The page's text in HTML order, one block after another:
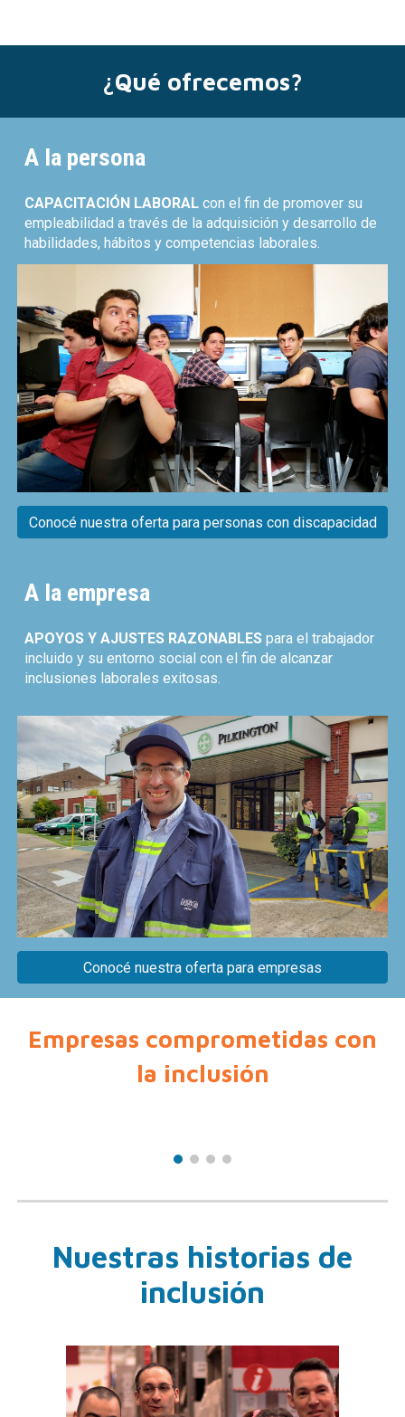
¿Qué ofrecemos?
A la persona
CAPACITACIÓN LABORALcon el fin de promover su
empleabilidad a través de la adquisición y desarrollo de
habilidades, hábitos y competencias laborales.
Conocé nuestra oferta para personas con discapacidad
A la empresa
APOYOS Y AJUSTES RAZONABLESpara el trabajador
incluido y su entorno social con el fin de alcanzar
inclusiones laborales exitosas.
Conocé nuestra oferta para empresas
Empresas comprometidas con
la inclusión
Nuestras historias de
inclusión